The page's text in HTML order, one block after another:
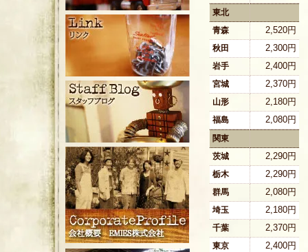
東北
青森
2,520円
秋田 2,300円
岩手 2,400円
宮城 2,370円
山形 2,180円
福島 2,080円
関東
茨城
2,290円
栃木 2,290円
群馬 2,080円
埼玉 2,180円
千葉 2,370円
東京 2,400円